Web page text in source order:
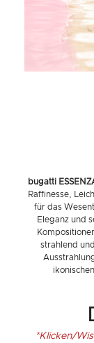
bugatti
Raffinesse,
für das
Eleganz und
strahlend
*Klicken/